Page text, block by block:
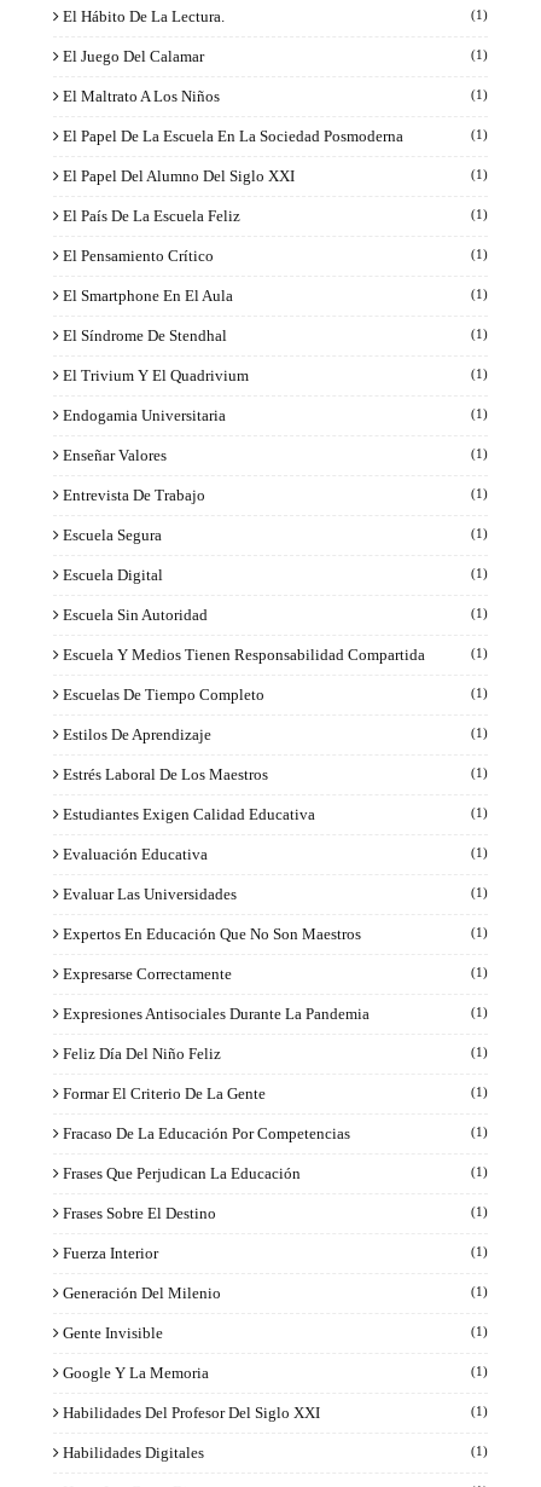
El Hábito De La Lectura. (1)
El Juego Del Calamar (1)
El Maltrato A Los Niños (1)
El Papel De La Escuela En La Sociedad Posmoderna (1)
El Papel Del Alumno Del Siglo XXI (1)
El País De La Escuela Feliz (1)
El Pensamiento Crítico (1)
El Smartphone En El Aula (1)
El Síndrome De Stendhal (1)
El Trivium Y El Quadrivium (1)
Endogamia Universitaria (1)
Enseñar Valores (1)
Entrevista De Trabajo (1)
Escuela Segura (1)
Escuela Digital (1)
Escuela Sin Autoridad (1)
Escuela Y Medios Tienen Responsabilidad Compartida (1)
Escuelas De Tiempo Completo (1)
Estilos De Aprendizaje (1)
Estrés Laboral De Los Maestros (1)
Estudiantes Exigen Calidad Educativa (1)
Evaluación Educativa (1)
Evaluar Las Universidades (1)
Expertos En Educación Que No Son Maestros (1)
Expresarse Correctamente (1)
Expresiones Antisociales Durante La Pandemia (1)
Feliz Día Del Niño Feliz (1)
Formar El Criterio De La Gente (1)
Fracaso De La Educación Por Competencias (1)
Frases Que Perjudican La Educación (1)
Frases Sobre El Destino (1)
Fuerza Interior (1)
Generación Del Milenio (1)
Gente Invisible (1)
Google Y La Memoria (1)
Habilidades Del Profesor Del Siglo XXI (1)
Habilidades Digitales (1)